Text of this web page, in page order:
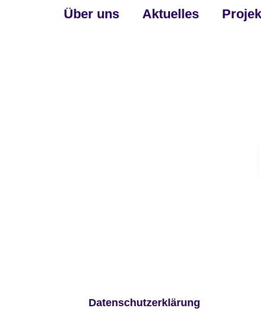
Über uns Aktuelles
Datenschutzerklärung